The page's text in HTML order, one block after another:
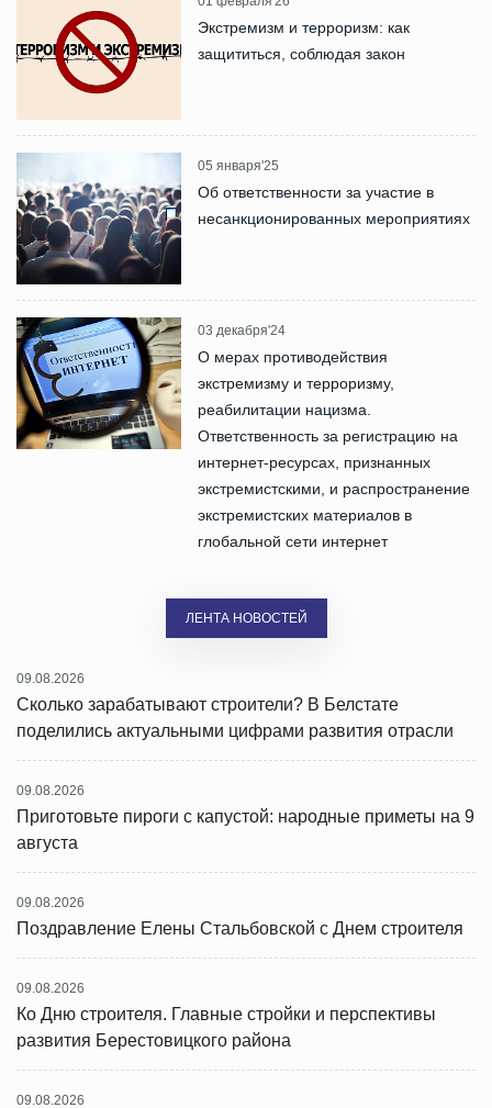
Экстремизм и терроризм: как
защититься, соблюдая закон
05 января'25
Об ответственности за участие в
несанкционированных мероприятиях
03 декабря'24
О мерах противодействия
экстремизму и терроризму,
реабилитации нацизма.
Ответственность за регистрацию на
интернет-ресурсах, признанных
экстремистскими, и распространение
экстремистских материалов в
глобальной сети интернет
ЛЕНТА НОВОСТЕЙ
09.08.2026
Сколько зарабатывают строители? В Белстате
поделились актуальными цифрами развития отрасли
09.08.2026
Приготовьте пироги с капустой: народные приметы на 9
августа
09.08.2026
Поздравление Елены Стальбовской с Днем строителя
09.08.2026
Ко Дню строителя. Главные стройки и перспективы
развития Берестовицкого района
09.08.2026